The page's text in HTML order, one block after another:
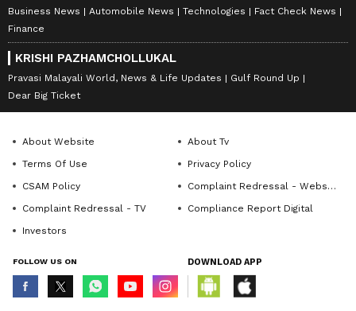
Business News Automobile News Technologies
Fact Check News
Finance
KRISHI PAZHAMCHOLLUKAL
Pravasi Malayali World, News & Life Updates
Gulf Round Up
Dear Big Ticket
About Website
About Tv
Terms Of Use
Privacy Policy
CSAM Policy
Complaint Redressal - Website
Complaint Redressal - TV
Compliance Report Digital
Investors
FOLLOW US ON DOWNLOAD APP